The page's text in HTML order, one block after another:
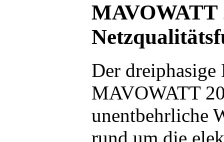
MAVOWATT
Der dreiphasige
MAVOWATT
unentbehrliche